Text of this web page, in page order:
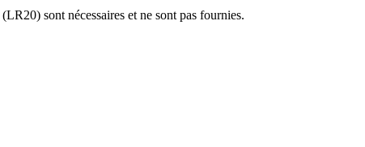
sont nécessaires et ne sont pas fournies.